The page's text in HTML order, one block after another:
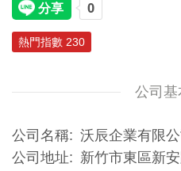
熱門指數 230
公司
公司名稱
沃辰企業有限
公司地址
新竹市東區新